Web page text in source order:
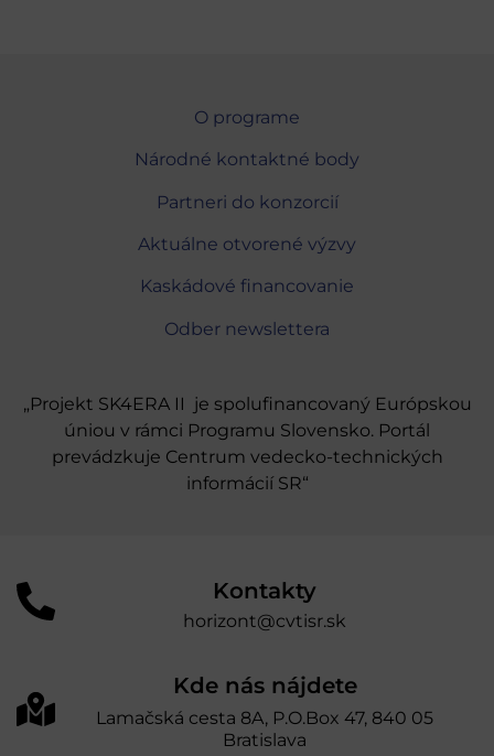
O programe
Národné kontaktné body
Partneri do konzorcií
Aktuálne otvorené výzvy
Kaskádové financovanie
Odber newslettera
„Projekt SK4ERA II je spolufinancovaný Európskou
úniou v rámci Programu Slovensko. Portál
prevádzkuje Centrum vedecko-technických
informácií SR“
Kontakty
horizont@cvtisr.sk
Kde nás nájdete
Lamačská cesta 8A, P.O.Box 47, 840 05
Bratislava